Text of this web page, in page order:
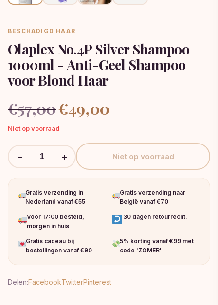
BESCHADIGD HAAR
Olaplex No.4P Silver Shampoo
1000ml - Anti-Geel Shampoo
voor Blond Haar
€57,00
Oorspronkelijke
prijs
was:
€49,00
Niet op voorraad
− + Niet op voorraad
Gratis verzending in
Nederland vanaf €55
Gratis verzending naar
België vanaf €70
Voor 17:00 besteld,
morgen in huis
30 dagen retourrecht.
Gratis cadeau bij
bestellingen vanaf €90
5% korting vanaf €99 met
code 'ZOMER'
Delen:FacebookTwitterPinterest